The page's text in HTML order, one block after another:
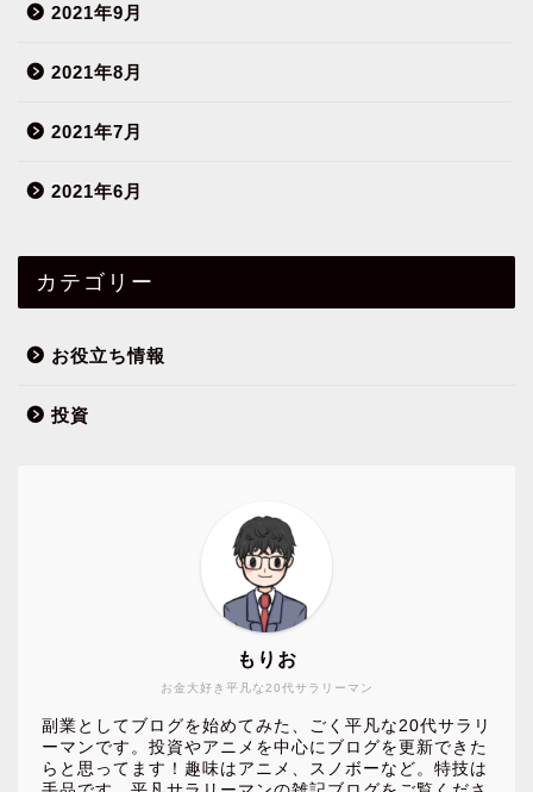
2021年9月
2021年8月
2021年7月
2021年6月
カテゴリー
お役立ち情報
投資
お金大好き平凡な20代サラリーマン
もりお
副業としてブログを始めてみた、ごく平凡な20代サラリ
ーマンです。投資やアニメを中心にブログを更新できた
らと思ってます！趣味はアニメ、スノボーなど。特技は